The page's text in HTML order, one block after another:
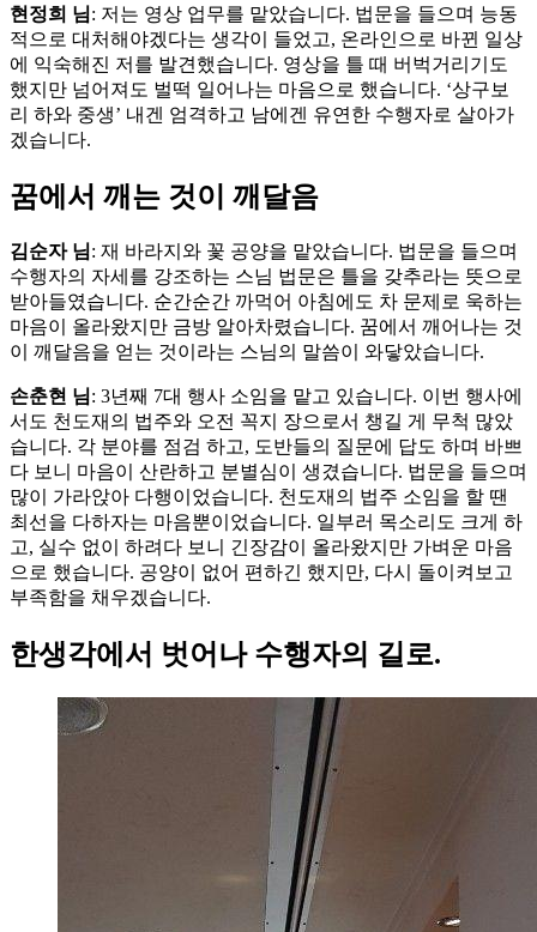
현정희 님: 저는 영상 업무를 맡았습니다. 법문을 들으며 능동
적으로 대처해야겠다는 생각이 들었고, 온라인으로 바뀐 일상
에 익숙해진 저를 발견했습니다. 영상을 틀 때 버벅거리기도
했지만 넘어져도 벌떡 일어나는 마음으로 했습니다. ‘상구보
리 하와 중생’ 내겐 엄격하고 남에겐 유연한 수행자로 살아가
겠습니다.
꿈에서 깨는 것이 깨달음
김순자 님: 재 바라지와 꽃 공양을 맡았습니다. 법문을 들으며
수행자의 자세를 강조하는 스님 법문은 틀을 갖추라는 뜻으로
받아들였습니다. 순간순간 까먹어 아침에도 차 문제로 욱하는
마음이 올라왔지만 금방 알아차렸습니다. 꿈에서 깨어나는 것
이 깨달음을 얻는 것이라는 스님의 말씀이 와닿았습니다.
손춘현 님: 3년째 7대 행사 소임을 맡고 있습니다. 이번 행사에
서도 천도재의 법주와 오전 꼭지 장으로서 챙길 게 무척 많았
습니다. 각 분야를 점검 하고, 도반들의 질문에 답도 하며 바쁘
다 보니 마음이 산란하고 분별심이 생겼습니다. 법문을 들으며
많이 가라앉아 다행이었습니다. 천도재의 법주 소임을 할 땐
최선을 다하자는 마음뿐이었습니다. 일부러 목소리도 크게 하
고, 실수 없이 하려다 보니 긴장감이 올라왔지만 가벼운 마음
으로 했습니다. 공양이 없어 편하긴 했지만, 다시 돌이켜보고
부족함을 채우겠습니다.
한생각에서 벗어나 수행자의 길로.